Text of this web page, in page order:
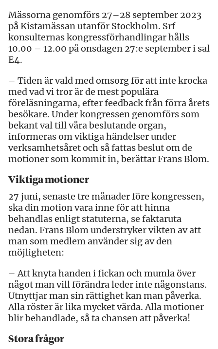
Mässorna genomförs 27–28 september 2023
på Kistamässan utanför Stockholm. Srf
konsulternas kongressförhandlingar hålls
10.00 – 12.00 på onsdagen 27:e september i sal
E4.
– Tiden är vald med omsorg för att inte krocka
med vad vi tror är de mest populära
föreläsningarna, efter feedback från förra årets
besökare. Under kongressen genomförs som
bekant val till våra beslutande organ,
informeras om viktiga händelser under
verksamhetsåret och så fattas beslut om de
motioner som kommit in, berättar Frans Blom.
Viktiga motioner
27 juni, senaste tre månader före kongressen,
ska din motion vara inne för att hinna
behandlas enligt statuterna, se faktaruta
nedan. Frans Blom understryker vikten av att
man som medlem använder sig av den
möjligheten:
– Att knyta handen i fickan och mumla över
något man vill förändra leder inte någonstans.
Utnyttjar man sin rättighet kan man påverka.
Alla röster är lika mycket värda. Alla motioner
blir behandlade, så ta chansen att påverka!
Stora frågor